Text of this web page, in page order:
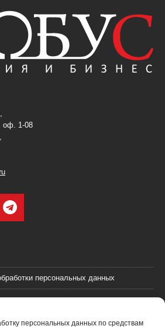
персональных данных по средствам
оф. 1-08
персональных данных
данных
(оферта)